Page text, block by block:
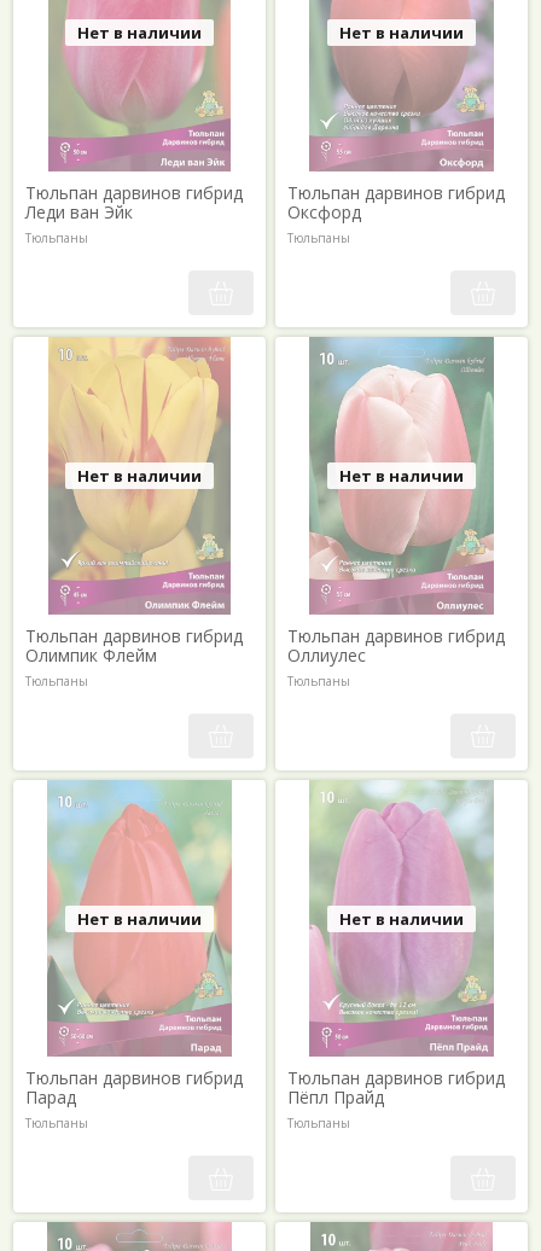
Нет в наличии
Тюльпан дарвинов гибрид
Леди ван Эйк
Тюльпаны
Нет в наличии
Тюльпан дарвинов гибрид
Оксфорд
Тюльпаны
Нет в наличии
Тюльпан дарвинов гибрид
Олимпик Флейм
Тюльпаны
Нет в наличии
Тюльпан дарвинов гибрид
Оллиулес
Тюльпаны
Нет в наличии
Тюльпан дарвинов гибрид
Парад
Тюльпаны
Нет в наличии
Тюльпан дарвинов гибрид
Пёпл Прайд
Тюльпаны